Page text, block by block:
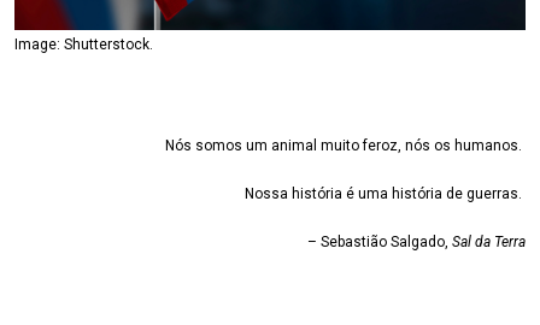
Image: Shutterstock.
Nós somos um animal muito feroz, nós os humanos.
Nossa história é uma história de guerras.
– Sebastião Salgado, Sal da Terra